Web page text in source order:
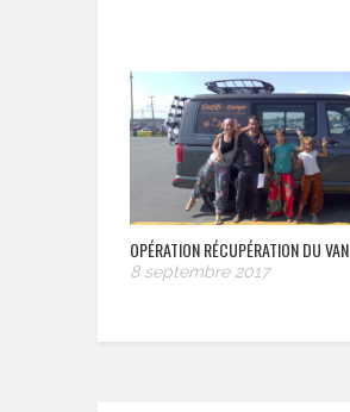
OPÉRATION RÉCUPÉRATION DU VAN
8 septembre 2017